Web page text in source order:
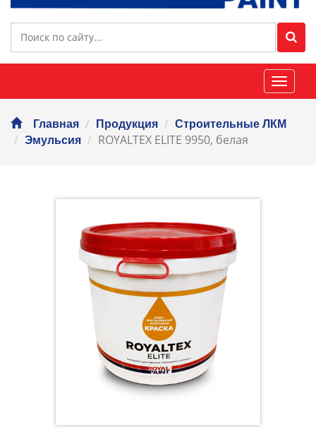
Главная Продукция
Строительные ЛКМ
Эмульсия
ROYALTEX ELITE 9950, белая